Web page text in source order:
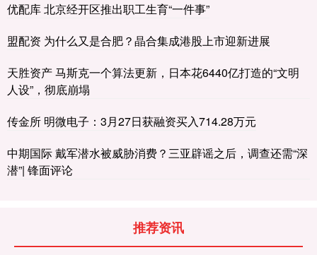
优配库 北京经开区推出职工生育“一件事”
盟配资 为什么又是合肥？晶合集成港股上市迎新进展
天胜资产 马斯克一个算法更新，日本花6440亿打造的“文明
人设”，彻底崩塌
传金所 明微电子：3月27日获融资买入714.28万元
中期国际 戴军潜水被威胁消费？三亚辟谣之后，调查还需“深
潜”| 锋面评论
推荐资讯